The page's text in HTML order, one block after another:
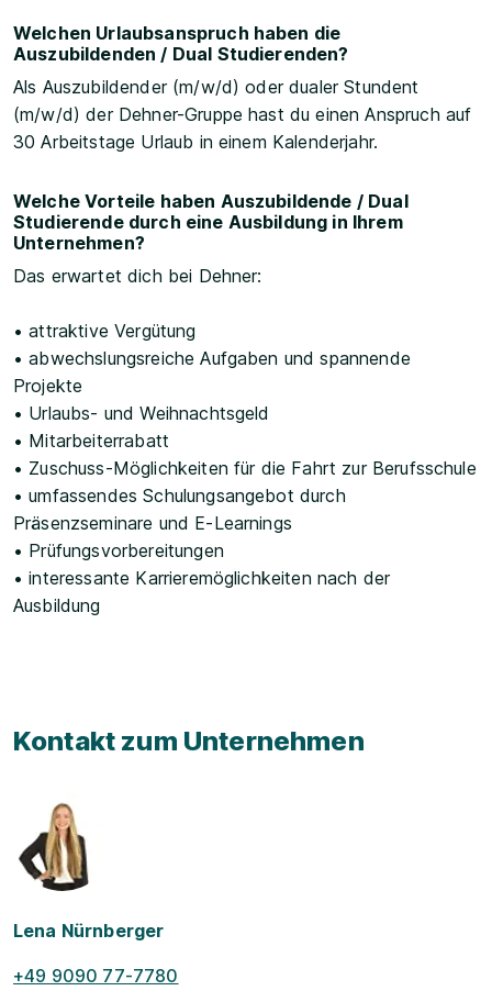
Welchen Urlaubsanspruch haben die
Auszubildenden / Dual Studierenden?
Als Auszubildender (m/w/d) oder dualer Stundent
(m/w/d) der Dehner-Gruppe hast du einen Anspruch auf
30 Arbeitstage Urlaub in einem Kalenderjahr.
Welche Vorteile haben Auszubildende / Dual
Studierende durch eine Ausbildung in Ihrem
Unternehmen?
Das erwartet dich bei Dehner:
• attraktive Vergütung
• abwechslungsreiche Aufgaben und spannende
Projekte
• Urlaubs- und Weihnachtsgeld
• Mitarbeiterrabatt
• Zuschuss-Möglichkeiten für die Fahrt zur Berufsschule
• umfassendes Schulungsangebot durch
Präsenzseminare und E-Learnings
• Prüfungsvorbereitungen
• interessante Karrieremöglichkeiten nach der
Ausbildung
Kontakt zum Unternehmen
Lena Nürnberger
+49 9090 77-7780